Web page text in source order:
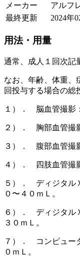
メーカー
アルフ
最終更新
2024年
用法・用量
通常、成人１回次記
なお、年齢、体重、
回投与する場合の総
１）． 脳血管撮影
２）． 胸部血管撮
３）． 腹部血管撮
４）． 四肢血管撮
５）． ディジタル
０〜４０ｍＬ。
６）． ディジタル
３０ｍＬ。
７）． コンピュー
０ｍＬ。